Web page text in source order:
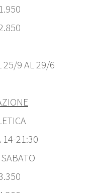
25/9 AL 29/6
14-21:30